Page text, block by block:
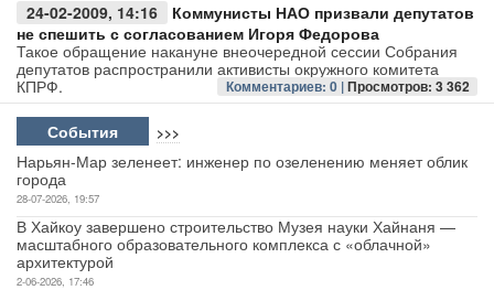
Культура
Медиа
Авто
Спорт
Контакты
24-02-2009, 14:16
Коммунисты НАО призвали депутатов
не спешить с согласованием Игоря Федорова
Такое обращение накануне внеочередной сессии Собрания
депутатов распространили активисты окружного комитета
КПРФ.
Комментариев: 0 |Просмотров: 3 362
События >>>
Нарьян-Мар зеленеет: инженер по озеленению меняет облик
города
28-07-2026, 19:57
В Хайкоу завершено строительство Музея науки Хайнаня —
масштабного образовательного комплекса с «облачной»
архитектурой
2-06-2026, 17:46